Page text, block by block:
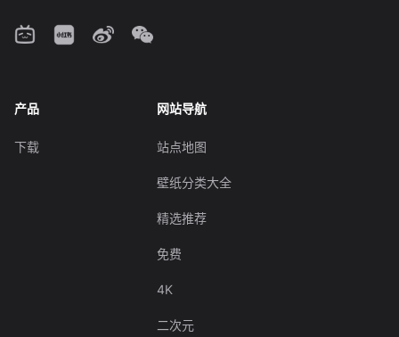
产品
下载
网站导航
站点地图
壁纸分类大全
精选推荐
免费
4K
二次元